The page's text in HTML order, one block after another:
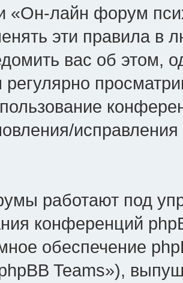
«Он-лайн форум
эти правила в
вас об этом,
работают под
конференций
обеспечение
Teams»),